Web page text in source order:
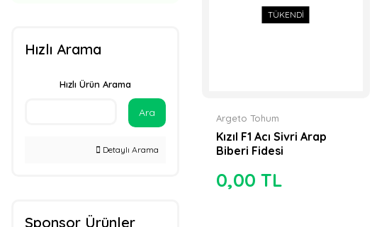
Hızlı Arama
Hızlı Ürün Arama
Ara
Detaylı Arama
Sponsor Ürünler
TÜKENDİ
Argeto Tohum
Kızıl F1 Acı Sivri Arap
Biberi Fidesi
0,00 TL